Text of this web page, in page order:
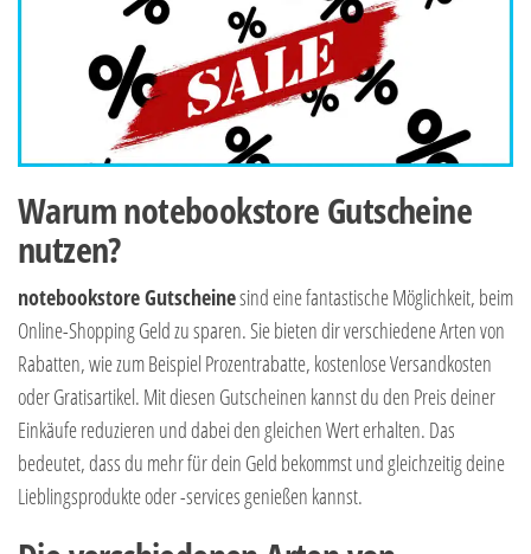
Warum notebookstore Gutscheine
nutzen?
notebookstore Gutscheinesind eine fantastische Möglichkeit, beim
Online-Shopping Geld zu sparen. Sie bieten dir verschiedene Arten von
Rabatten, wie zum Beispiel Prozentrabatte, kostenlose Versandkosten
oder Gratisartikel. Mit diesen Gutscheinen kannst du den Preis deiner
Einkäufe reduzieren und dabei den gleichen Wert erhalten. Das
bedeutet, dass du mehr für dein Geld bekommst und gleichzeitig deine
Lieblingsprodukte oder -services genießen kannst.